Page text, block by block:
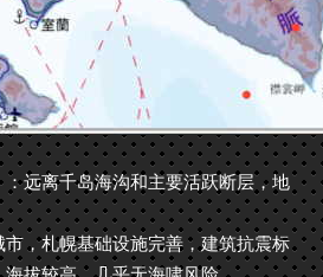
远离千岛海沟和主要活跃断层，地
，札幌基础设施完善，建筑抗震标